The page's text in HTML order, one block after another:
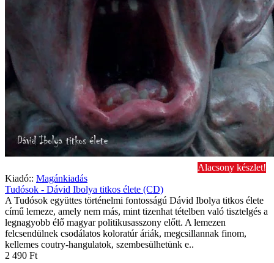
Alacsony készlet!
Kiadó:: Magánkiadás
Tudósok - Dávid Ibolya titkos élete (CD)
A Tudósok együttes történelmi fontosságú Dávid Ibolya titkos élete
című lemeze, amely nem más, mint tizenhat tételben való tisztelgés a
legnagyobb élő magyar politikusasszony előtt. A lemezen
felcsendülnek csodálatos koloratúr áriák, megcsillannak finom,
kellemes coutry-hangulatok, szembesülhetünk e..
2 490 Ft